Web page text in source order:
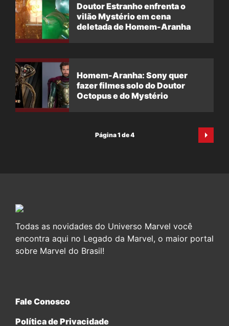
Doutor Estranho enfrenta o
vilão Mystério em cena
deletada de Homem-Aranha
Homem-Aranha: Sony quer
fazer filmes solo do Doutor
Octopus e do Mystério
Página 1 de 4
Todas as novidades do Universo Marvel você
encontra aqui no Legado da Marvel, o maior portal
sobre Marvel do Brasil!
Fale Conosco
Política de Privacidade